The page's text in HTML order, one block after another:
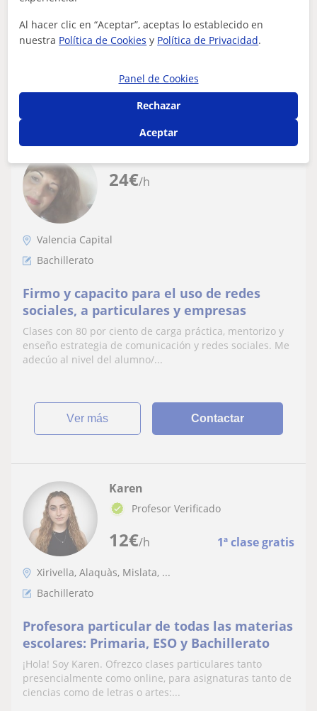
encanta enseñar y ayudar a alum...
Contactar
24€/h
Valencia Capital
Bachillerato
Firmo y capacito para el uso de redes
sociales, a particulares y empresas
Clases con 80 por ciento de carga práctica, mentorizo y
enseño estrategia de comunicación y redes sociales. Me
adecúo al nivel del alumno/...
ver más Contactar
12€/h 1ª clase gratis
Karen
Profesor Verificado
Xirivella, Alaquàs, Mislata, ...
Bachillerato
Profesora particular de todas las materias
escolares: Primaria, ESO y Bachillerato
¡Hola! Soy Karen. Ofrezco clases particulares tanto
presencialmente como online, para asignaturas tanto de
ciencias como de letras o artes:...
Al hacer clic en “Aceptar”, aceptas lo establecido en
nuestra Política de Cookies y Política de Privacidad.
Panel de Cookies
Rechazar
Aceptar